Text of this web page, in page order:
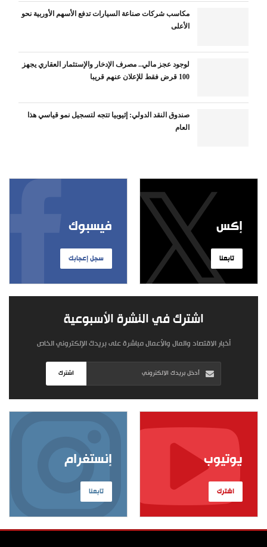
مكاسب شركات صناعة السيارات تدفع الأسهم الأوربية نحو
الأعلى
لوجود عجز مالي.. مصرف الإدخار والإستثمار العقاري يجهز
100 قرض فقط للإعلان عنهم قريبا
صندوق النقد الدولي: إثيوبيا تتجه لتسجيل نمو قياسي هذا
العام
فيسبوك
سجل إعجابك
إكس
تابعنا
اشترك في النشرة الأسبوعية
أخبار الاقتصاد والمال والأعمال مباشرة على بريدك الإلكتروني الخاص
اشترك
إنستغرام
تابعنا
يوتيوب
اشترك